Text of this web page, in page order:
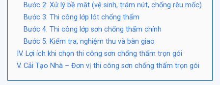
Bước 2: Xử lý bề mặt (vệ sinh, trám nứt, chống rêu mốc)
Bước 3: Thi công lớp lót chống thấm
Bước 4: Thi công lớp sơn chống thấm chính
Bước 5: Kiểm tra, nghiệm thu và bàn giao
IV. Lợi ích khi chọn thi công sơn chống thấm trọn gói
V. Cải Tạo Nhà – Đơn vị thi công sơn chống thấm trọn gói